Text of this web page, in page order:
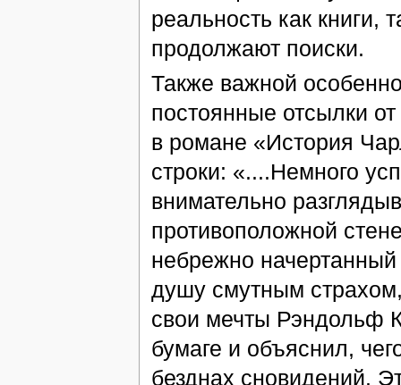
реальность как книги,
продолжают поиски.
Также важной
постоянные отсылки
в романе «История
строки: «....Немного
внимательно
противоположной
небрежно
душу смутным
свои мечты Рэндольф
бумаге и объяснил,
безднах сновидений.